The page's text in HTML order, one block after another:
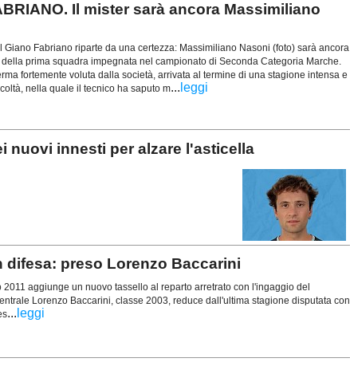
Il mister sarà ancora Massimiliano
Giano Fabriano riparte da una certezza: Massimiliano Nasoni (foto) sarà ancora
della prima squadra impegnata nel campionato di Seconda Categoria Marche.
fortemente voluta dalla società, arrivata al termine di una stagione intensa e
nella quale il tecnico ha saputo m... leggi
nuovi innesti per alzare l'asticella
difesa: preso Lorenzo Baccarini
2011 aggiunge un nuovo tassello al reparto arretrato con l'ingaggio del
Lorenzo Baccarini, classe 2003, reduce dall'ultima stagione disputata con
... leggi